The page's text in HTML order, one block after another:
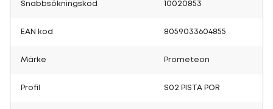
Snabbsökningskod 10020853
EAN kod 8059033604855
Märke Prometeon
Profil S02 PISTA POR